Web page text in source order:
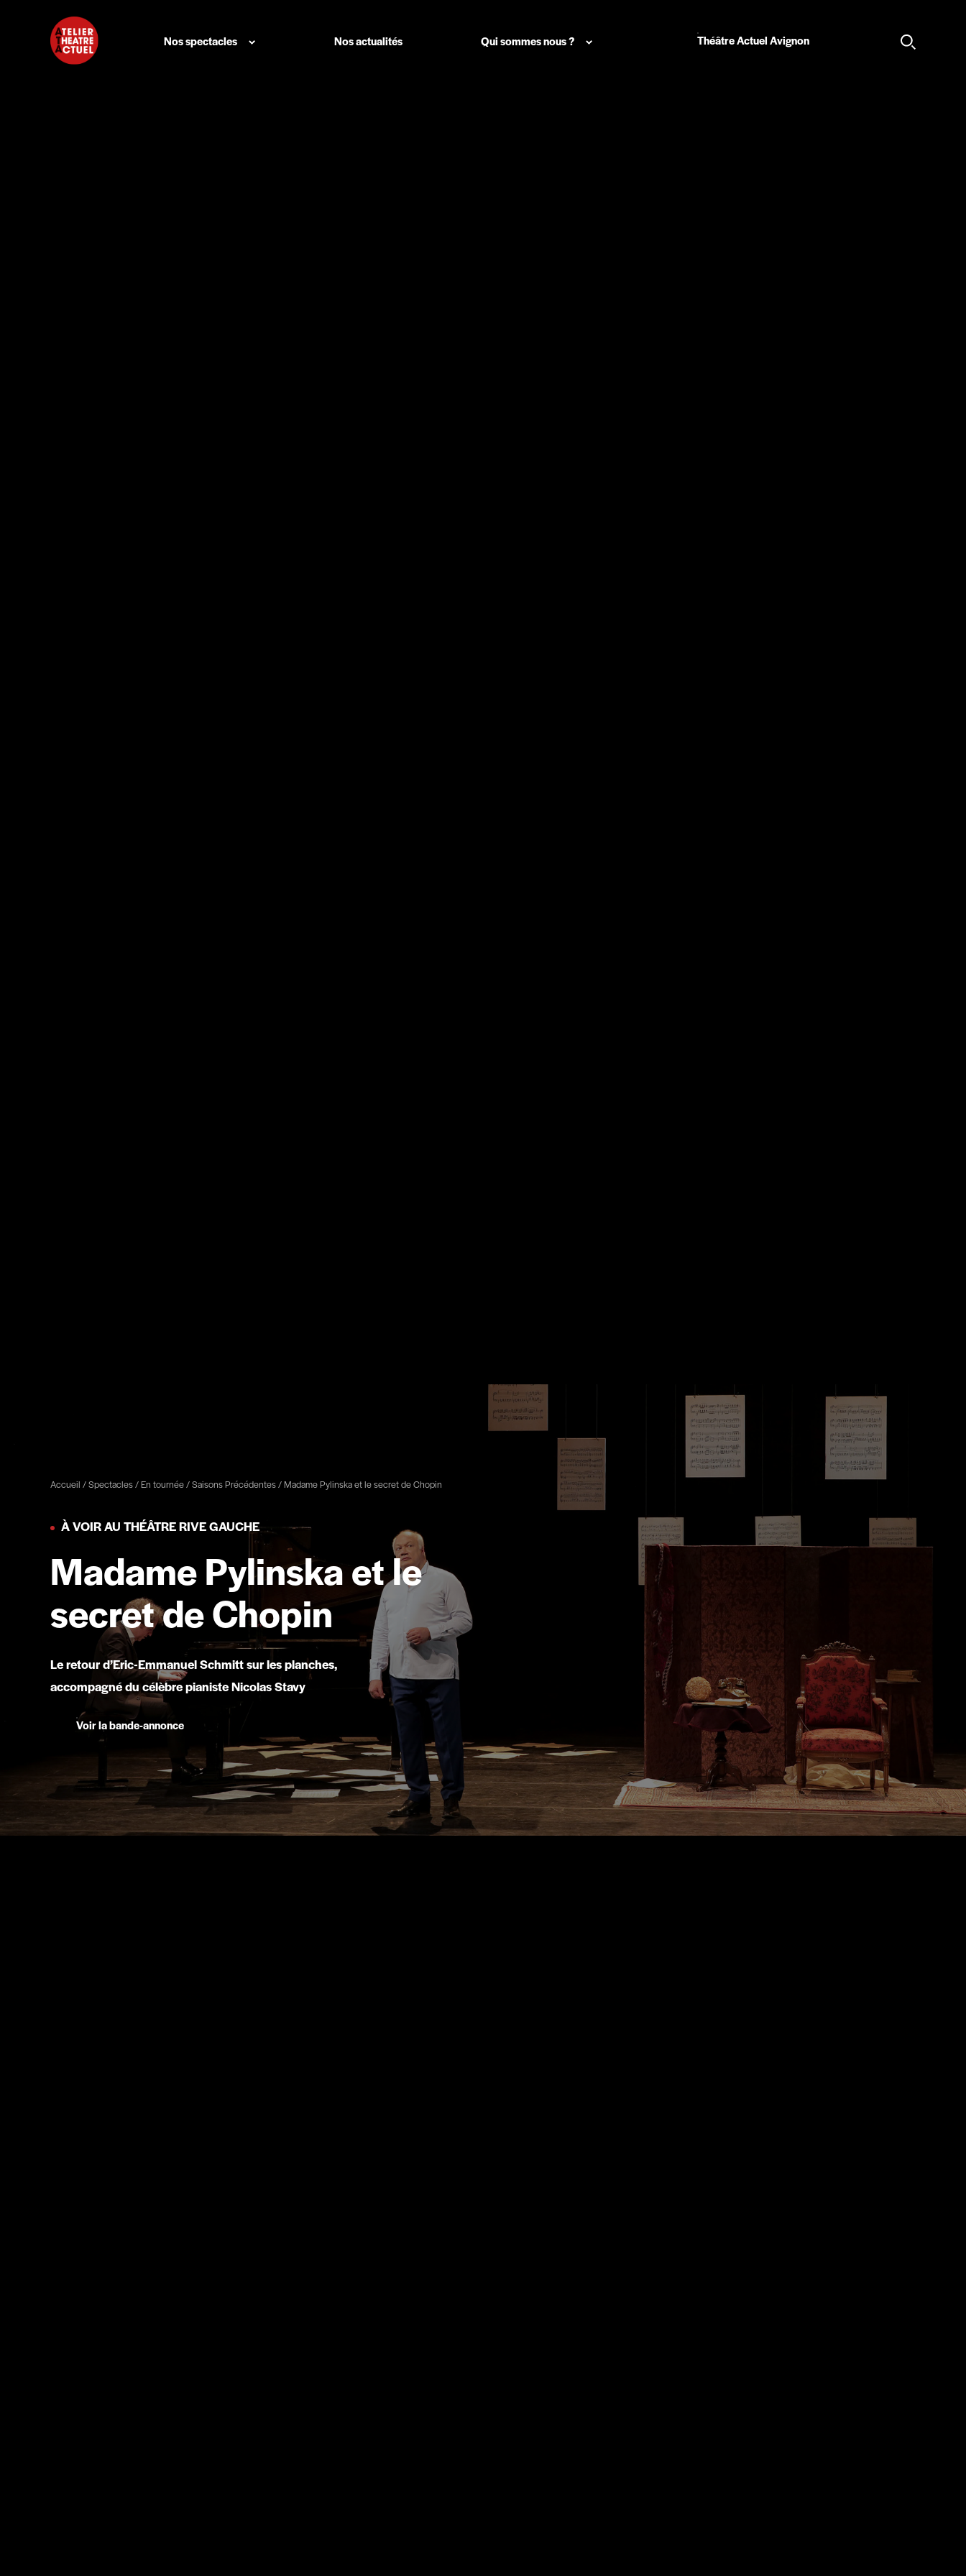
Nos spectacles Nos actualités Qui sommes nous ? Théâtre Actuel Avignon
Accueil /Spectacles/En tournée/Saisons Précédentes/Madame Pylinska et le secret de Chopin
À VOIR AU THÉÂTRE RIVE GAUCHE
Madame Pylinska et le
secret de Chopin
Le retour d’Eric-Emmanuel Schmitt sur les planches,
accompagné du célèbre pianiste Nicolas Stavy
Voir la bande-annonce